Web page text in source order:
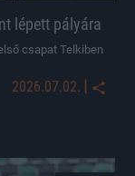
lépett pályára
csapat Telkiben
2026.07.02. |